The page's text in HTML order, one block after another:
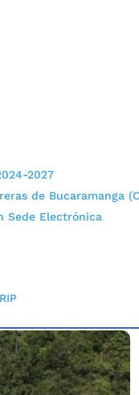
2027
de Bucaramanga
Sede Electrónica
de Bucaramanga